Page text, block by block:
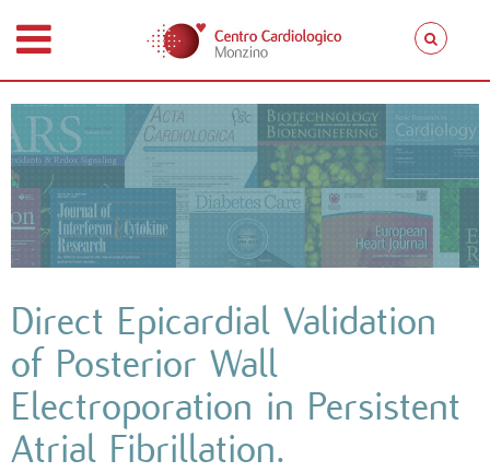
Direct Epicardial Validation
of Posterior Wall
Electroporation in Persistent
Atrial Fibrillation.